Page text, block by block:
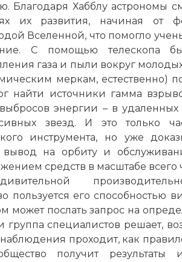
Благодаря Хабблу астрономы
их развития, начиная от
Вселенной, что помогло
С помощью телескопа
газа и пыли вокруг
меркам, естественно)
найти источники гамма
энергии – в удаленных
звезд. И это только
инструмента, но уже
вывод на орбиту и
средств в масштабе всего
пользуется его способностью
может послать запрос на
группа специалистов решает,
проходит, как
получит результаты